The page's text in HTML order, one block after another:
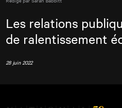
Les relations
de ralentissement
28 juin 2022